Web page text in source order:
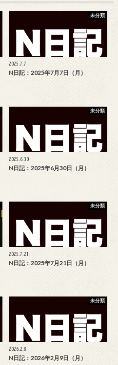
未分類
2025.7.7
N日記：2025年7月7日（月）
未分類
2025.6.30
N日記：2025年6月30日（月）
未分類
2025.7.21
N日記：2025年7月21日（月）
未分類
2026.2.8
N日記：2026年2月9日（月）